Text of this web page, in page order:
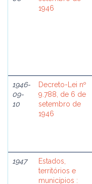
1946
1946-
09-
10
Decreto-Lei nº
9.788, de 6 de
setembro de
1946
1947
Estados,
territórios e
municípios :